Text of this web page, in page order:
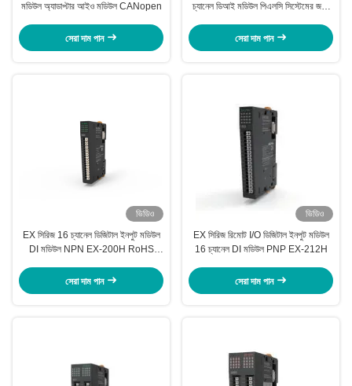
মডিউল অ্যাডাপ্টার আইও মডিউল CANopen
সেরা দাম পান
চ্যানেল ডিআই মডিউল পিএলসি সিস্টেমের জন্য
সেরা দাম পান
ভিডিও
EX সিরিজ 16 চ্যানেল ডিজিটাল ইনপুট মডিউল
DI মডিউল NPN EX-200H RoHS
সেরা দাম পান
ভিডিও
EX সিরিজ রিমোট I/O ডিজিটাল ইনপুট মডিউল
16 চ্যানেল DI মডিউল PNP EX-212H
সেরা দাম পান